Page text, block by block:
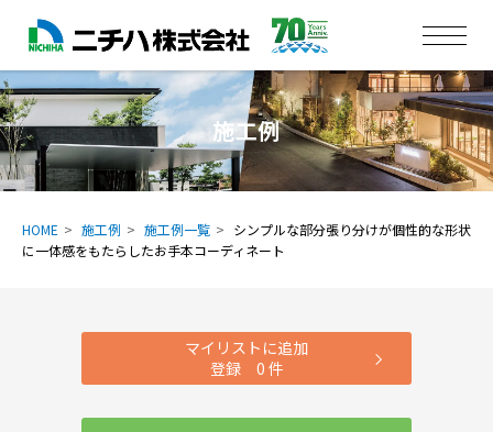
施工例
HOME 施工例 施工例一覧
シンプルな部分張り分けが個性的な形状
に一体感をもたらしたお手本コーディネート
マイリストに追加
登録 0 件